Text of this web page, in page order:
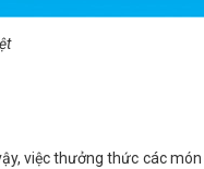
việc thưởng thức các